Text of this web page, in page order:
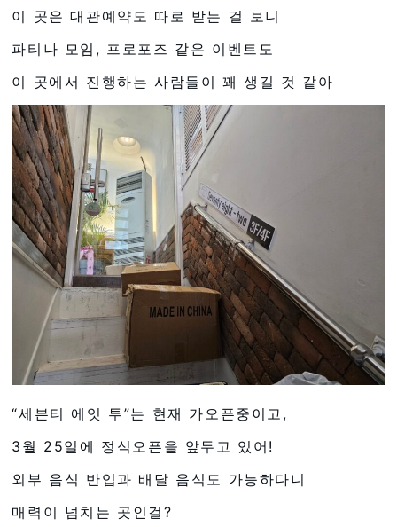
이 곳은 대관예약도 따로 받는 걸 보니
파티나 모임, 프로포즈 같은 이벤트도
이 곳에서 진행하는 사람들이 꽤 생길 것 같아
“세븐티 에잇 투”는 현재 가오픈중이고,
3월 25일에 정식오픈을 앞두고 있어!
외부 음식 반입과 배달 음식도 가능하다니
매력이 넘치는 곳인걸?